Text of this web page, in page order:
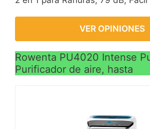
VER OPINIONES
Rowenta PU4020 Intense
Purificador de aire, hasta